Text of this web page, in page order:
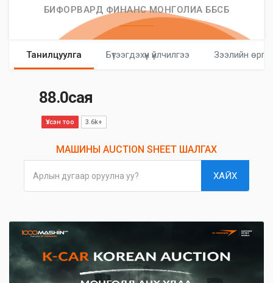
БИФОРВАРД ФИНАНС МОНГОЛИА ББСБ
Танилцуулга Бүтээгдэхүүн үйлчилгээ Зээлийн
88.0сая
Үзсэн тоо 3.6k+
МАШИНЫ AUCTION SHEET ШАЛГАХ
Арлын дугаар оруулна уу? ХАЙХ